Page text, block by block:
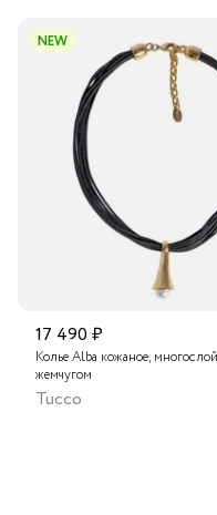
В пункт выдачи заказов
Транспортной компанией
Подробнее о сроках
NEW
17 490 ₽
Колье Alba кожаное,
жемчугом
Tucco